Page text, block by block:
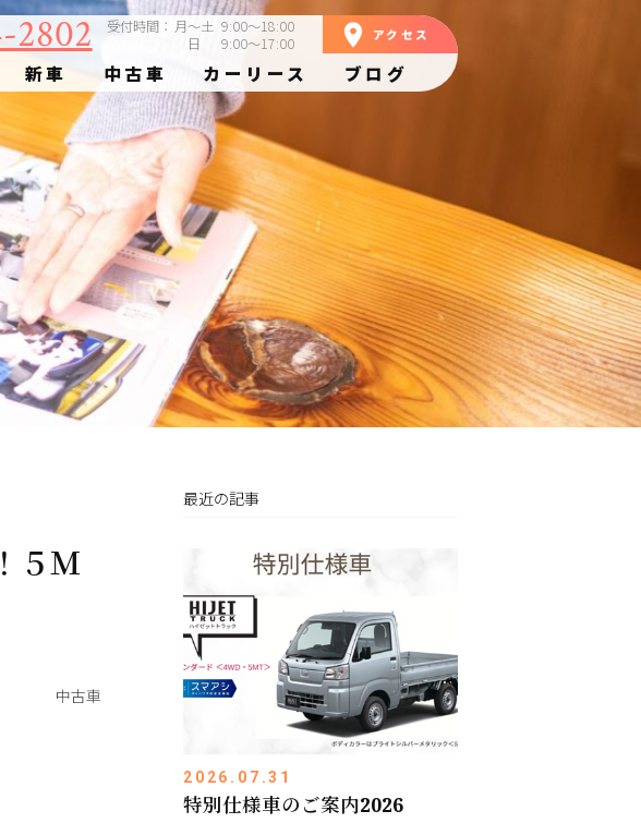
新車 中古車 カーリース ブログ
2802 受付時間： 月～土 9:00～18:00
日
9:00～17:00 room アクセス
５Ｍ
中古車
最近の記事
2026.07.31
特別仕様車のご案内2026